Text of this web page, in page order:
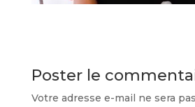
Poster le
Votre adresse e-mail ne sera